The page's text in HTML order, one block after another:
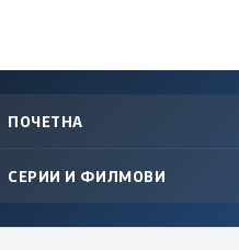
ПОЧЕТНА
СЕРИИ И ФИЛМОВИ